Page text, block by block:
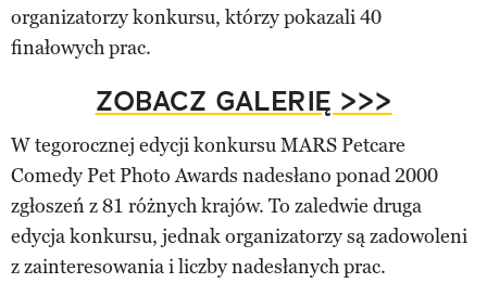
organizatorzy konkursu, którzy pokazali 40
finałowych prac.
ZOBACZ GALERIĘ >>>
W tegorocznej edycji konkursu MARS Petcare
Comedy Pet Photo Awards nadesłano ponad 2000
zgłoszeń z 81 różnych krajów. To zaledwie druga
edycja konkursu, jednak organizatorzy są zadowoleni
z zainteresowania i liczby nadesłanych prac.